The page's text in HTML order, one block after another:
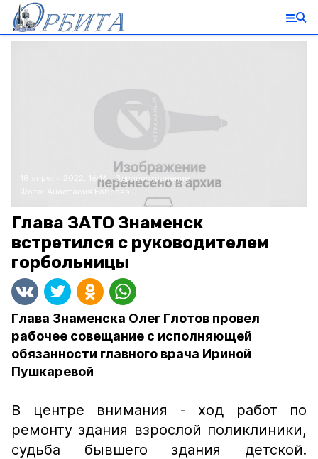
18 апреля 2022, 16:16
Здравоохранение
Анастасия Боброва
Глава ЗАТО Знаменск
встретился с руководителем
горбольницы
Глава Знаменска Олег Глотов провел
рабочее совещание с исполняющей
обязанности главного врача Ириной
Пушкаревой
В центре внимания - ход работ по
ремонту здания взрослой поликлиники,
судьба бывшего здания детской.